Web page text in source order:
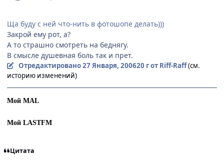
Ща буду с ней что-нить в фотошопе делать)))
Закрой ему рот, а?
А то страшно смотреть на беднягу.
В смысле душевная боль так и прет.
Отредактировано27 Января, 200620 гот Riff-Raff(см.
историю изменений)
Мой MAL
Мой LASTFM
Цитата